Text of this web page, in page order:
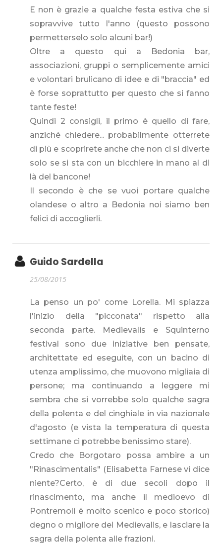
E non è grazie a qualche festa estiva che si
sopravvive tutto l'anno (questo possono
permetterselo solo alcuni bar!)
Oltre a questo qui a Bedonia bar,
associazioni, gruppi o semplicemente amici
e volontari brulicano di idee e di "braccia" ed
è forse soprattutto per questo che si fanno
tante feste!
Quindi 2 consigli, il primo è quello di fare,
anziché chiedere... probabilmente otterrete
di più e scoprirete anche che non ci si diverte
solo se si sta con un bicchiere in mano al di
là del bancone!
Il secondo è che se vuoi portare qualche
olandese o altro a Bedonia noi siamo ben
felici di accoglierli.
Guido Sardella
25/08/2015
La penso un po' come Lorella. Mi spiazza
l'inizio della "picconata" rispetto alla
seconda parte. Medievalis e Squinterno
festival sono due iniziative ben pensate,
architettate ed eseguite, con un bacino di
utenza amplissimo, che muovono migliaia di
persone; ma continuando a leggere mi
sembra che si vorrebbe solo qualche sagra
della polenta e del cinghiale in via nazionale
d'agosto (e vista la temperatura di questa
settimane ci potrebbe benissimo stare).
Credo che Borgotaro possa ambire a un
"Rinascimentalis" (Elisabetta Farnese vi dice
niente?Certo, è di due secoli dopo il
rinascimento, ma anche il medioevo di
Pontremoli é molto scenico e poco storico)
degno o migliore del Medievalis, e lasciare la
sagra della polenta alle frazioni.